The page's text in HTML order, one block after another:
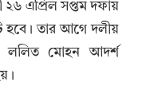
২৬ এপ্রিল সপ্তম দফায়
হবে। তার আগে দলীয়
ললিত মোহন আদর্শ